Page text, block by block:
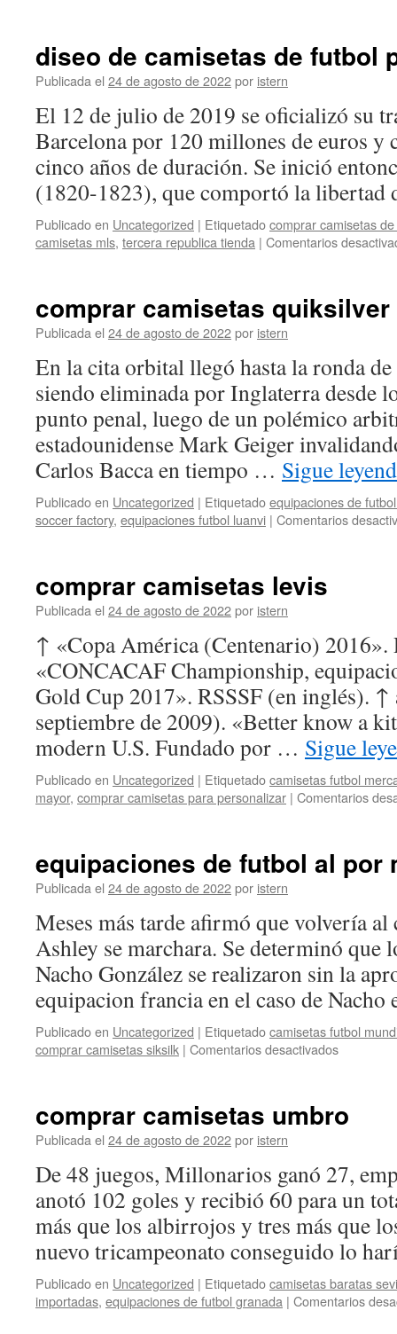
diseo de camisetas de futbol
Publicada el 24 de agosto de 2022por istern
El 12 de julio de 2019 se oficializó su
Barcelona por 120 millones de euros y
cinco años de duración. Se inició
(1820-1823), que comportó la
Publicado en Uncategorized | Etiquetadocomprar camisetas
camisetas mls, tercera republica tienda | Comentarios
comprar camisetas quiksilver
Publicada el 24 de agosto de 2022por istern
En la cita orbital llegó hasta la ronda
siendo eliminada por Inglaterra desde
punto penal, luego de un polémico
estadounidense Mark Geiger
Carlos Bacca en tiempo … Sigue
Publicado en Uncategorized | Etiquetadoequipaciones de
soccer factory, equipaciones futbol luanvi | Comentarios
comprar camisetas levis
Publicada el 24 de agosto de 2022por istern
↑ «Copa América (Centenario) 2016».
«CONCACAF Championship,
Gold Cup 2017». RSSSF (en inglés).
septiembre de 2009). «Better know a
modern U.S. Fundado por … Sigue
Publicado en Uncategorized | Etiquetadocamisetas futbol
mayor, comprar camisetas para personalizar | Comentarios
equipaciones de futbol al por
Publicada el 24 de agosto de 2022por istern
Meses más tarde afirmó que volvería al
Ashley se marchara. Se determinó que
Nacho González se realizaron sin la
equipacion francia en el caso de
Publicado en Uncategorized | Etiquetadocamisetas futbol
comprar camisetas siksilk | Comentarios desactivadosen
al
comprar camisetas umbro
Publicada el 24 de agosto de 2022por istern
De 48 juegos, Millonarios ganó 27,
anotó 102 goles y recibió 60 para un
más que los albirrojos y tres más que
nuevo tricampeonato conseguido lo
Publicado en Uncategorized | Etiquetadocamisetas baratas
importadas, equipaciones de futbol granada | Comentarios